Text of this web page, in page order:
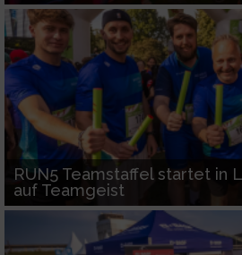
RUN5 Teamstaffel startet in
auf Teamgeist